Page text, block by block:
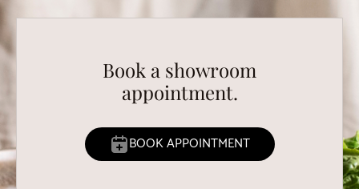
Book a showroom
appointment.
BOOK APPOINTMENT